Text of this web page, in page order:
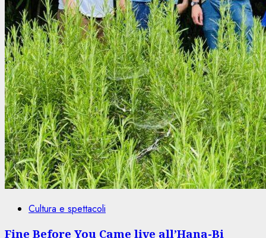
Cultura e spettacoli
Fine Before You Came live all’Hana-Bi